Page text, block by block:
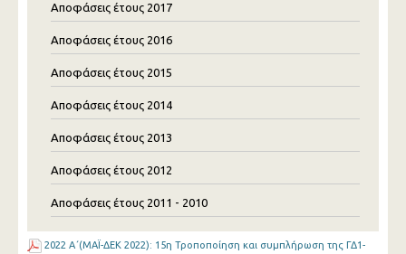
Αποφάσεις έτους 2017
Αποφάσεις έτους 2016
Αποφάσεις έτους 2015
Αποφάσεις έτους 2014
Αποφάσεις έτους 2013
Αποφάσεις έτους 2012
Αποφάσεις έτους 2011 - 2010
2022 Α΄(MAΪ-ΔΕΚ 2022): 15η Τροποποίηση και συμπλήρωση της ΓΔ1-